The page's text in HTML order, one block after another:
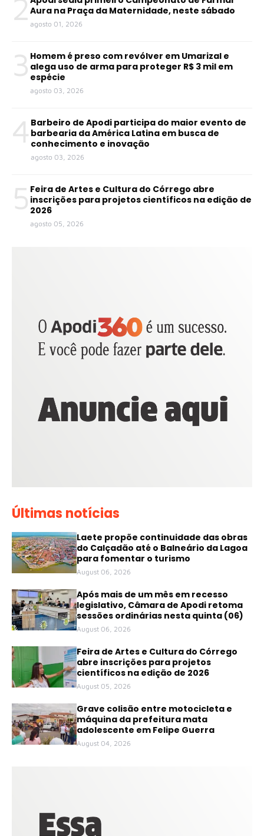
2 Aura na Praça da Maternidade, neste sábado
agosto 01, 2026
3 Homem é preso com revólver em Umarizal e
alega uso de arma para proteger R$ 3 mil em
espécie
agosto 03, 2026
4 Barbeiro de Apodi participa do maior evento de
barbearia da América Latina em busca de
conhecimento e inovação
agosto 03, 2026
5 Feira de Artes e Cultura do Córrego abre
inscrições para projetos científicos na edição de
2026
agosto 05, 2026
Últimas notícias
Laete propõe continuidade das obras
do Calçadão até o Balneário da Lagoa
para fomentar o turismo
August 06, 2026
Após mais de um mês em recesso
legislativo, Câmara de Apodi retoma
sessões ordinárias nesta quinta (06)
August 06, 2026
Feira de Artes e Cultura do Córrego
abre inscrições para projetos
científicos na edição de 2026
August 05, 2026
Grave colisão entre motocicleta e
máquina da prefeitura mata
adolescente em Felipe Guerra
August 04, 2026